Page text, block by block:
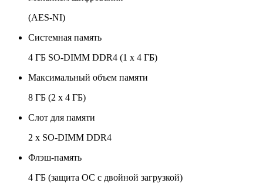
(AES-NI)
Системная память
4 ГБ SO-DIMM DDR4 (1 x 4 ГБ)
Максимальный объем памяти
8 ГБ (2 x 4 ГБ)
Слот для памяти
2 x SO-DIMM DDR4
Флэш-память
4 ГБ (защита ОС с двойной загрузкой)